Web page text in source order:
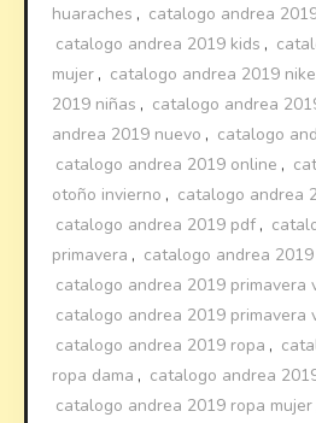
huaraches , catalogo andrea
catalogo andrea 2019 kids ,
mujer , catalogo andrea 2019 nike
2019 niñas , catalogo andrea
andrea 2019 nuevo , catalogo
catalogo andrea 2019 online ,
otoño invierno , catalogo andrea
catalogo andrea 2019 pdf ,
primavera , catalogo andrea
catalogo andrea 2019 primavera
catalogo andrea 2019 primavera
catalogo andrea 2019 ropa ,
ropa dama , catalogo andrea
catalogo andrea 2019 ropa mujer